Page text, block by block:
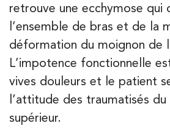
retrouve une ecchymose qui
l’ensemble de bras et de la
déformation du moignon de
L’impotence fonctionnelle
vives douleurs et le patient
l’attitude des traumatisés
supérieur.
IK Paris 16 – Trocadéro
8 Avenue de Camoens
8 Avenue de Camoens
01 42 15 22 46
PRENEZ RDV SUR
Kinésithérapie